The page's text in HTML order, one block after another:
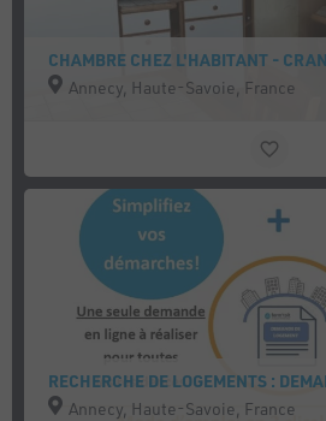
CHAMBRE CHEZ L'HABITANT -
Annecy, Haute-Savoie, France
RECHERCHE DE LOGEMENTS :
Annecy, Haute-Savoie, France